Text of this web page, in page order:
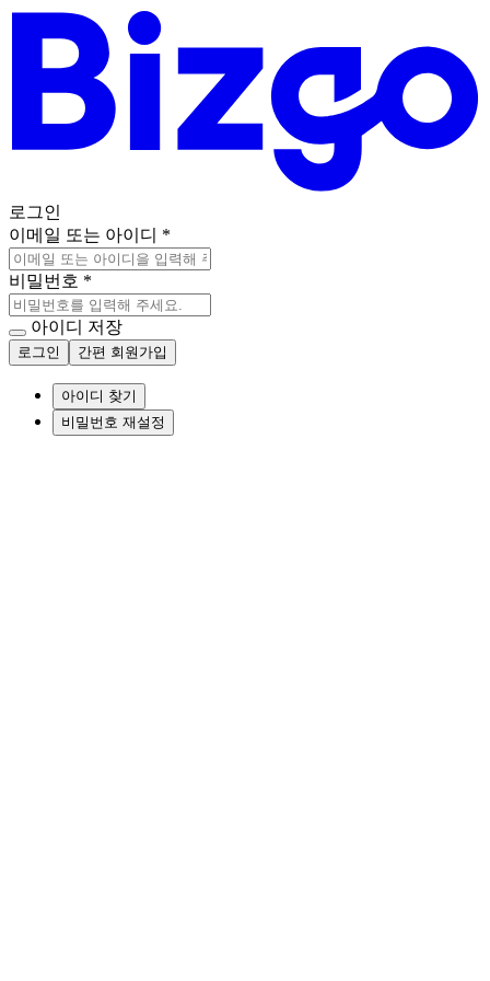
로그인
이메일 또는 아이디 *
비밀번호 *
아이디 저장
로그인 간편 회원가입
아이디 찾기
비밀번호 재설정